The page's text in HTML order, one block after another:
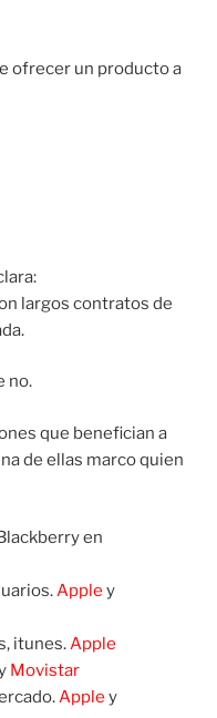
ofrecer un producto a
largos contratos de
no.
que benefician a
de ellas marco quien
en
Apple y
itunes.Apple
Movistar
Apple y